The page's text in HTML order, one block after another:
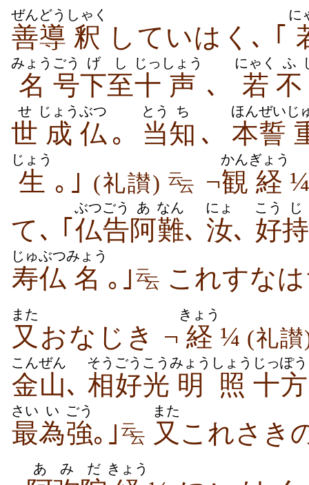
善導
ぜんどう
釈
しゃく
していはく､ ｢
に
名
みょう
号
ごう
下至
げし
十
じっ
声
しょう
､ 若
にゃく
不
ふ
世
せ
成
じょう
仏
ぶつ
｡ 当
とう
知
ち
､ 本誓
ほんぜい じ
生
じょう
｡｣ (礼讃) 云云 ¬観
かん
経
ぎょう
て､ ｢ 仏告
ぶつごう
阿
あ
難
なん
､ 汝
にょ
､ 好
こう
持
じ
寿仏
じゅぶつ
名
みょう
｡｣ 云云 これすな
又
また
おなじき ¬ 経
きょう
¼ (礼
金山
こんぜん
､ 相好
そうごう
光
こう
明
みょう
照
しょう
十方
じっぽう
最
さい
為
い
強
ごう
｡｣ 云云 又
また
これさき
あ みだ きょう